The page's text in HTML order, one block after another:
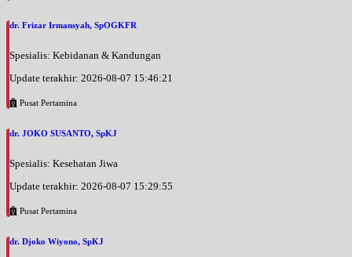
dr. Frizar Irmansyah, SpOGKFR
Spesialis: Kebidanan & Kandungan
Update terakhir: 2026-08-07 15:46:21
Pusat Pertamina
dr. JOKO SUSANTO, SpKJ
Spesialis: Kesehatan Jiwa
Update terakhir: 2026-08-07 15:29:55
Pusat Pertamina
dr. Djoko Wiyono, SpKJ